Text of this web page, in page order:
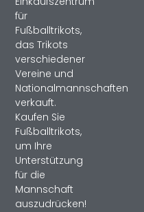
für
Fußballtrikots,
das Trikots
verschiedener
Vereine und
Nationalmannschaften
verkauft.
Kaufen Sie
Fußballtrikots,
um Ihre
Unterstützung
für die
Mannschaft
auszudrücken!